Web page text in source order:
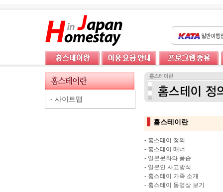
- 사이트맵
홈스테이란
- 홈스테이 정의
- 홈스테이 매너
- 일본문화와 풍습
- 일본인 사고방식
- 홈스테이 가족 소개
- 홈스테이 동영상 보기